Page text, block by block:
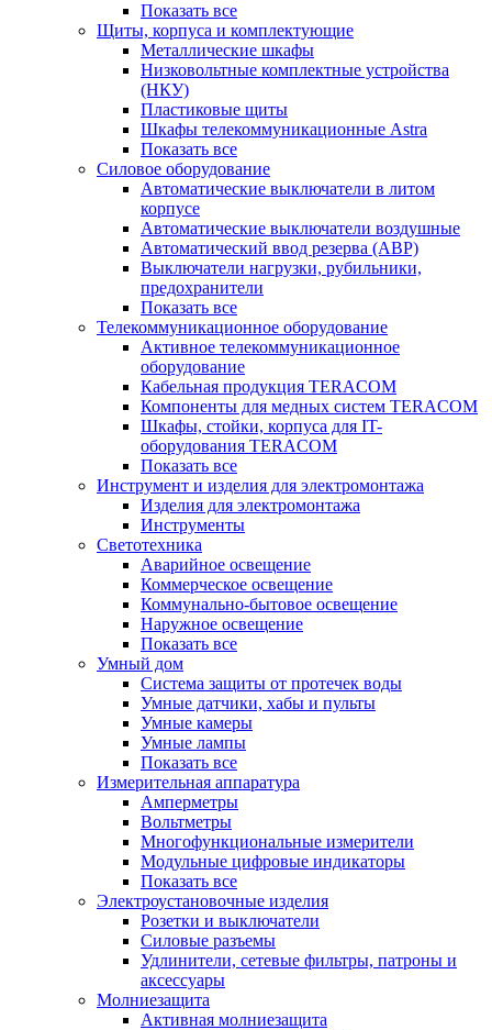
Показать все
Щиты, корпуса и комплектующие
Металлические шкафы
Низковольтные комплектные устройства
(НКУ)
Пластиковые щиты
Шкафы телекоммуникационные Astra
Показать все
Силовое оборудование
Автоматические выключатели в литом
корпусе
Автоматические выключатели воздушные
Автоматический ввод резерва (АВР)
Выключатели нагрузки, рубильники,
предохранители
Показать все
Телекоммуникационное оборудование
Активное телекоммуникационное
оборудование
Кабельная продукция TERACOM
Компоненты для медных систем TERACOM
Шкафы, стойки, корпуса для IT-
оборудования TERACOM
Показать все
Инструмент и изделия для электромонтажа
Изделия для электромонтажа
Инструменты
Светотехника
Аварийное освещение
Коммерческое освещение
Коммунально-бытовое освещение
Наружное освещение
Показать все
Умный дом
Система защиты от протечек воды
Умные датчики, хабы и пульты
Умные камеры
Умные лампы
Показать все
Измерительная аппаратура
Амперметры
Вольтметры
Многофункциональные измерители
Модульные цифровые индикаторы
Показать все
Электроустановочные изделия
Розетки и выключатели
Силовые разъемы
Удлинители, сетевые фильтры, патроны и
аксессуары
Молниезащита
Активная молниезащита